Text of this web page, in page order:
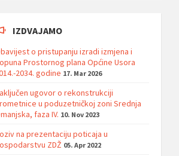
IZDVAJAMO
o pristupanju izradi izmjena i
Prostornog plana Općine Usora
2034. godine 17. Mar 2026
ugovor o rekonstrukciji
u poduzetničkoj zoni Srednja
faza IV. 10. Nov 2023
na prezentaciju poticaja u
ZDŽ 05. Apr 2022